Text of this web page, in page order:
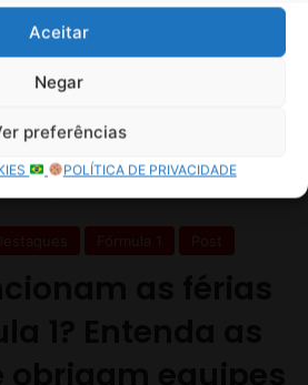
Aceitar
Negar
preferências
POLÍTICA DE PRIVACIDADE